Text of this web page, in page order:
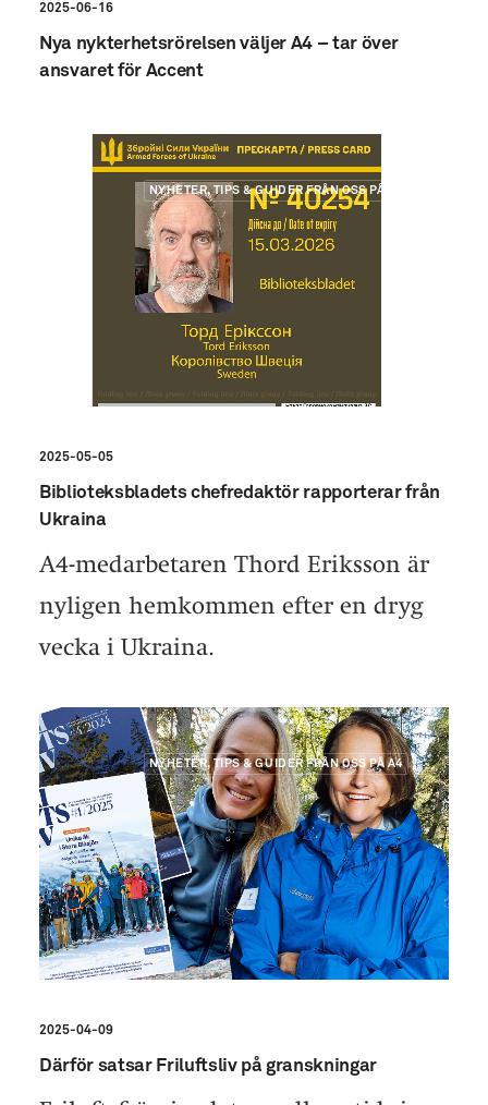
2025-06-16
Nya nykterhetsrörelsen väljer A4 – tar över
ansvaret för Accent
NYHETER, TIPS & GUIDER FRÅN OSS PÅ A4
2025-05-05
Biblioteksbladets chefredaktör rapporterar från
Ukraina
A4-medarbetaren Thord Eriksson är
nyligen hemkommen efter en dryg
vecka i Ukraina.
NYHETER, TIPS & GUIDER FRÅN OSS PÅ A4
2025-04-09
Därför satsar Friluftsliv på granskningar